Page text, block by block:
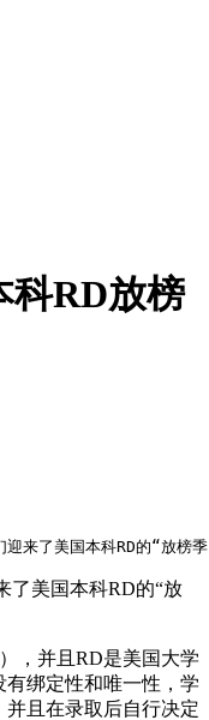
科RD放榜
来了美国本科RD的“放
了美国本科RD的“放
，并且RD是美国大学
绑定性和唯一性，学
且在录取后自行决定